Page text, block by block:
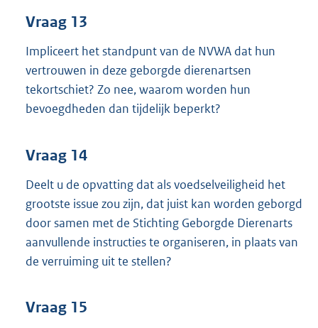
Vraag 13
Impliceert het standpunt van de NVWA dat hun
vertrouwen in deze geborgde dierenartsen
tekortschiet? Zo nee, waarom worden hun
bevoegdheden dan tijdelijk beperkt?
Vraag 14
Deelt u de opvatting dat als voedselveiligheid het
grootste issue zou zijn, dat juist kan worden geborgd
door samen met de Stichting Geborgde Dierenarts
aanvullende instructies te organiseren, in plaats van
de verruiming uit te stellen?
Vraag 15